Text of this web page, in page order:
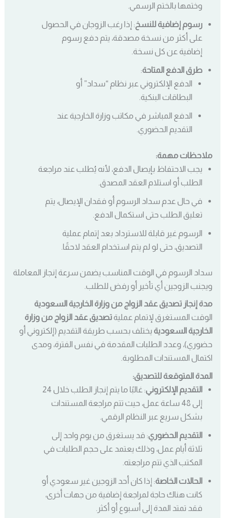
وختمها بالختم الرسمي.
رسوم إضافية للنسخ: إذا رغب الزوجان في الحصول
على أكثر من نسخة مصدقة، يتم دفع رسوم
إضافية عن كل نسخة.
طرق الدفع المتاحة:
الدفع الإلكتروني عبر نظام “سداد” أو
البطاقات البنكية.
الدفع المباشر في مكاتب وزارة الخارجية عند
التقديم الحضوري.
ملاحظات مهمة:
يجب الاحتفاظ بإيصال الدفع، لأنه يُطلب عند مراجعة
الطلب أو استلام العقد المصدق.
في حال عدم سداد الرسوم أو فقدان الإيصال، يتم
تعليق الطلب حتى استكمال الدفع.
الرسوم غير قابلة للاسترداد بعد إتمام عملية
التصديق، حتى لو لم يتم استخدام العقد لاحقًا.
سداد الرسوم في الوقت المناسب يضمن سرعة إنجاز المعاملة
ويجنب الزوجين أي تأخير أو رفض للطلب.
مدة إنجاز تصديق عقد الزواج من وزارة الخارجية السعودية
الوقت المستغرق لإتمام عمليةتصديق عقد الزواج من وزارة
الخارجية السعودية يختلف بحسب طريقة التقديم (إلكتروني أو
حضوري)، وعدد الطلبات المقدمة في نفس الفترة، ومدى
اكتمال المستندات المطلوبة.
المدة المتوقعة للتصديق:
التقديم الإلكتروني
: غالبًا ما يتم إنجاز الطلب خلال 24
إلى 48 ساعة عمل، حيث تتم مراجعة المستندات
بشكل سريع عبر النظام الرقمي.
التقديم الحضوري: قد يستغرق من يوم واحد إلى
ثلاثة أيام عمل، وذلك يعتمد على حجم الطلبات في
المكتب الذي تتم مراجعته.
الحالات الخاصة: إذا كان أحد الزوجين غير سعودي أو
كانت هناك حاجة لمراجعة إضافية من جهات أخرى،
فقد تمتد المدة إلى أسبوع أو أكثر.